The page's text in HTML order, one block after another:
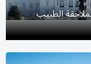
الطبيب